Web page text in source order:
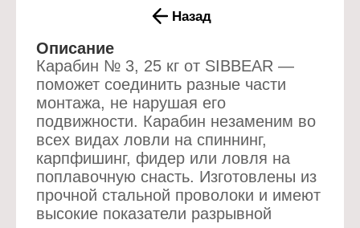
Описание
Карабин № 3, 25 кг от SIBBEAR —
поможет соединить разные части
монтажа, не нарушая его
подвижности. Карабин незаменим во
всех видах ловли на спиннинг,
карпфишинг, фидер или ловля на
поплавочную снасть. Изготовлены из
прочной стальной проволоки и имеют
высокие показатели разрывной
Назад